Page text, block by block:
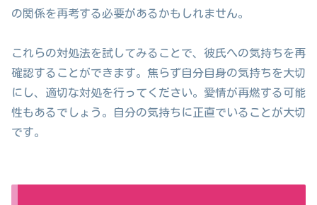
の関係を再考する必要があるかもしれません。
これらの対処法を試してみることで、彼氏への気持ちを再
確認することができます。焦らず自分自身の気持ちを大切
にし、適切な対処を行ってください。愛情が再燃する可能
性もあるでしょう。自分の気持ちに正直でいることが大切
です。